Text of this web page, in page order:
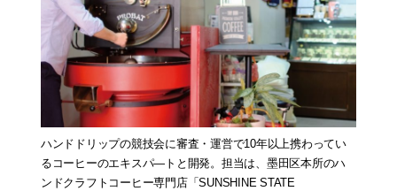
ハンドドリップの競技会に審査・運営で10年以上携わってい
るコーヒーのエキスパ―トと開発。担当は、墨田区本所のハ
ンドクラフトコーヒー専門店「SUNSHINE STATE